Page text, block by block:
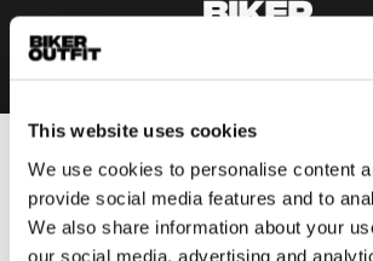
This website uses cookies
We use cookies to personalise content
provide social media features and to
We also share information about your
our social media, advertising and
Heren
Motorkleding heren
Motorjas heren